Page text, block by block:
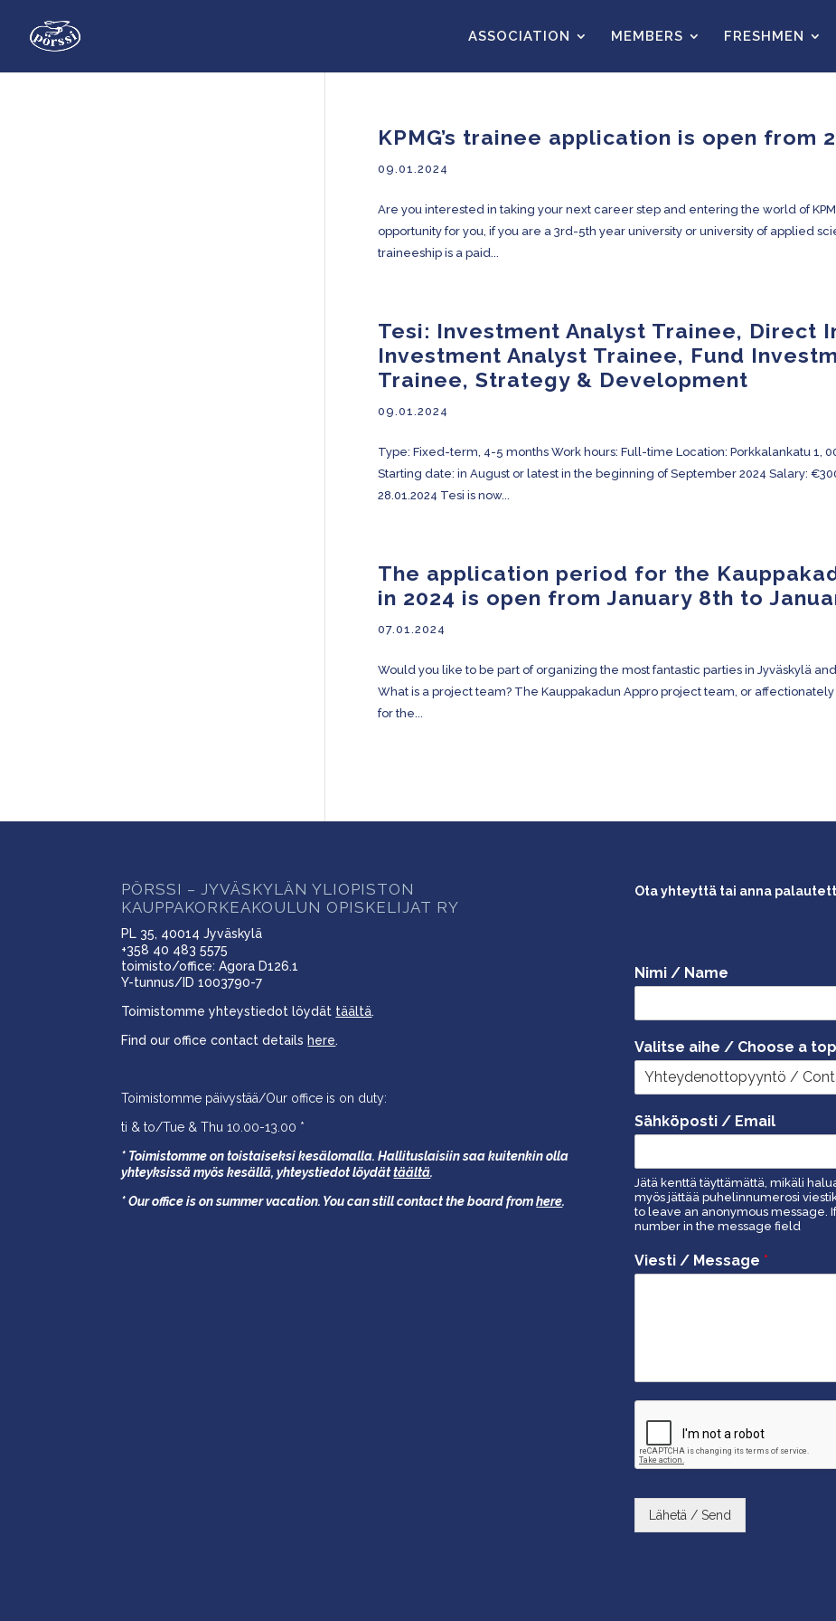
ASSOCIATION MEMBERS FRESHMEN
KPMG’s trainee application is open from
09.01.2024
Are you interested in taking your next career step and entering the world of
opportunity for you, if you are a 3rd-5th year university or university of applied
traineeship is a paid...
Tesi: Investment Analyst Trainee, Direct
Investment Analyst Trainee, Fund
Trainee, Strategy & Development
09.01.2024
Type: Fixed-term, 4-5 months Work hours: Full-time Location: Porkkalankatu 1,
Starting date: in August or latest in the beginning of September 2024 Salary:
28.01.2024 Tesi is now...
The application period for the
in 2024 is open from January 8th to
07.01.2024
Would you like to be part of organizing the most fantastic parties in Jyväskylä
What is a project team? The Kauppakadun Appro project team, or
for the...
PÖRSSI – JYVÄSKYLÄN YLIOPISTON
KAUPPAKORKEAKOULUN OPISKELIJAT RY
PL 35, 40014 Jyväskylä
+358 40 483 5575
toimisto/office: Agora D126.1
Y-tunnus/ID 1003790-7
Toimistomme yhteystiedot löydät täältä.
Find our office contact detailshere.
Toimistomme päivystää/Our office is on duty:
ti & to/Tue & Thu 10.00-13.00 *
* Toimistomme on toistaiseksi kesälomalla. Hallituslaisiin saa kuitenkin olla
yhteyksissä myös kesällä,yhteystiedot löydättäältä.
* Our office is on summer vacation. You can still contact the board fromhere.
Ota yhteyttä tai anna
Nimi / Name
Valitse aihe / Choose a
Sähköposti / Email
Jätä kenttä täyttämättä, mikäli
myös jättää puhelinnumerosi
to leave an anonymous message.
number in the message field
Viesti / Message *
Lähetä / Send